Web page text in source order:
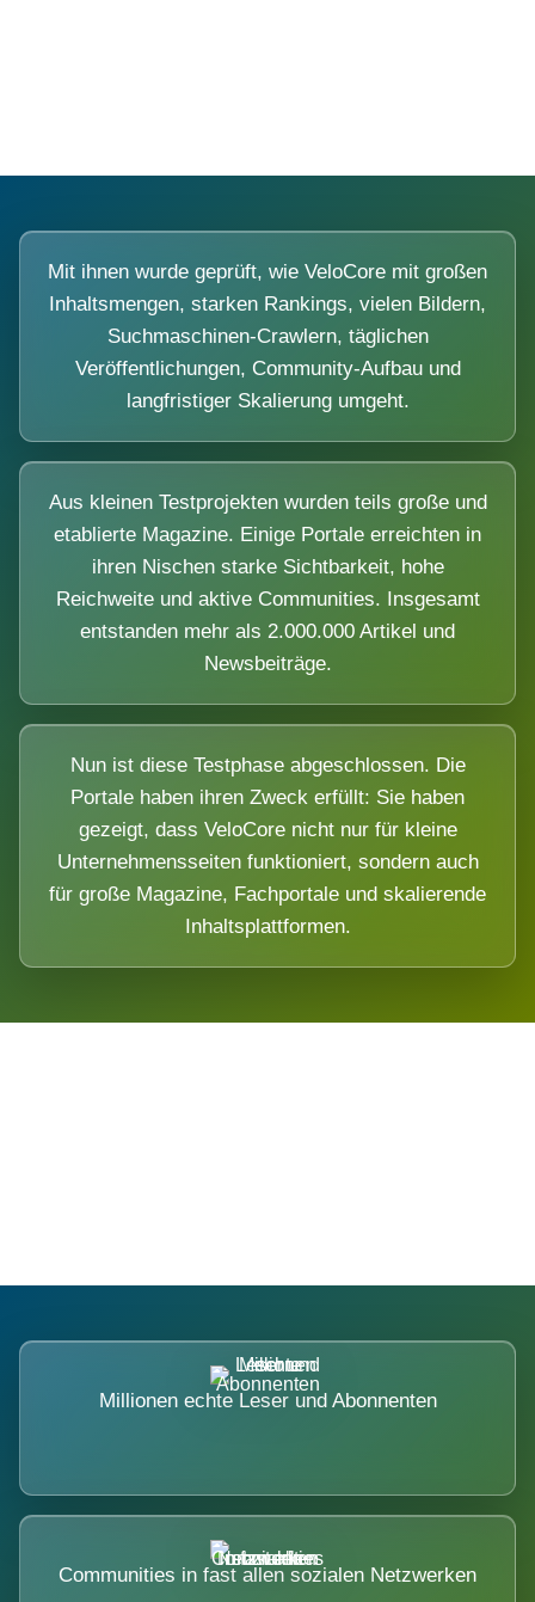
Mit ihnen wurde geprüft, wie VeloCore mit großen
Inhaltsmengen, starken Rankings, vielen Bildern,
Suchmaschinen-Crawlern, täglichen
Veröffentlichungen, Community-Aufbau und
langfristiger Skalierung umgeht.
Aus kleinen Testprojekten wurden teils große und
etablierte Magazine. Einige Portale erreichten in
ihren Nischen starke Sichtbarkeit, hohe
Reichweite und aktive Communities. Insgesamt
entstanden mehr als 2.000.000 Artikel und
Newsbeiträge.
Nun ist diese Testphase abgeschlossen. Die
Portale haben ihren Zweck erfüllt: Sie haben
gezeigt, dass VeloCore nicht nur für kleine
Unternehmensseiten funktioniert, sondern auch
für große Magazine, Fachportale und skalierende
Inhaltsplattformen.
Millionen echte Leser und Abonnenten
Communities in fast allen sozialen Netzwerken